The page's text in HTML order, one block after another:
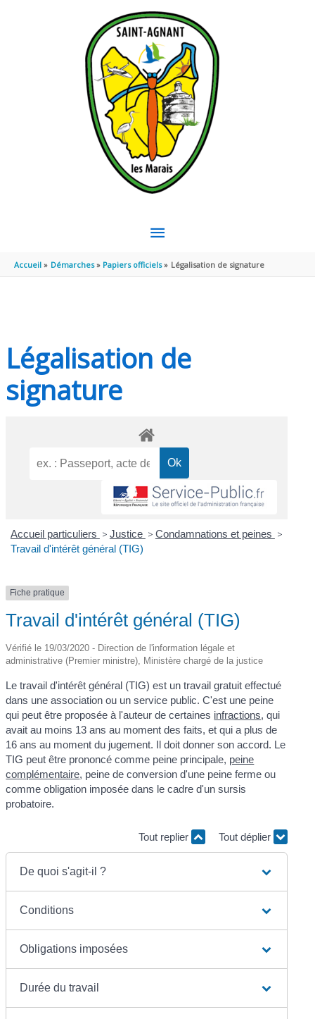
MENU
PRINCIPAL
Accueil Démarches Papiers officiels Légalisation de signature
Légalisation de
signature
Accueil particuliers > Justice > Condamnations et peines >
Travail d'intérêt général (TIG)
Fiche pratique
Travail d'intérêt général (TIG)
Vérifié le 19/03/2020 - Direction de l'information légale et
administrative (Premier ministre), Ministère chargé de la justice
Le travail d'intérêt général (TIG) est un travail gratuit effectué
dans une association ou un service public. C'est une peine
qui peut être proposée à l'auteur de certaines infractions, qui
avait au moins 13 ans au moment des faits, et qui a plus de
16 ans au moment du jugement. Il doit donner son accord. Le
TIG peut être prononcé comme peine principale, peine
complémentaire, peine de conversion d'une peine ferme ou
comme obligation imposée dans le cadre d'un sursis
probatoire.
Tout replier Tout déplier
De quoi s'agit-il ?
Conditions
Obligations imposées
Durée du travail